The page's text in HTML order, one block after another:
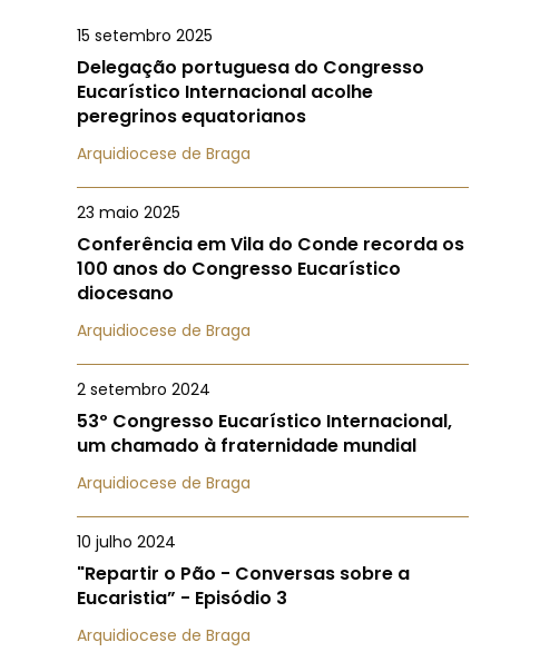
15 setembro 2025
Delegação portuguesa do Congresso
Eucarístico Internacional acolhe
peregrinos equatorianos
Arquidiocese de Braga
23 maio 2025
Conferência em Vila do Conde recorda os
100 anos do Congresso Eucarístico
diocesano
Arquidiocese de Braga
2 setembro 2024
53º Congresso Eucarístico Internacional,
um chamado à fraternidade mundial
Arquidiocese de Braga
10 julho 2024
"Repartir o Pão - Conversas sobre a
Eucaristia” - Episódio 3
Arquidiocese de Braga